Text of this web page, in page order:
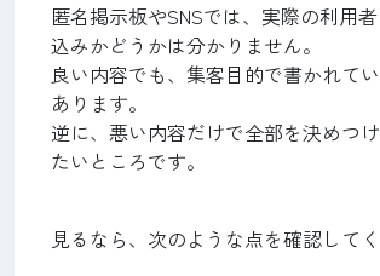
匿名掲示板やSNSでは、実際の利用
込みかどうかは分かりません。
良い内容でも、集客目的で書かれて
あります。
逆に、悪い内容だけで全部を決めつ
たいところです。
見るなら、次のような点を確認してく